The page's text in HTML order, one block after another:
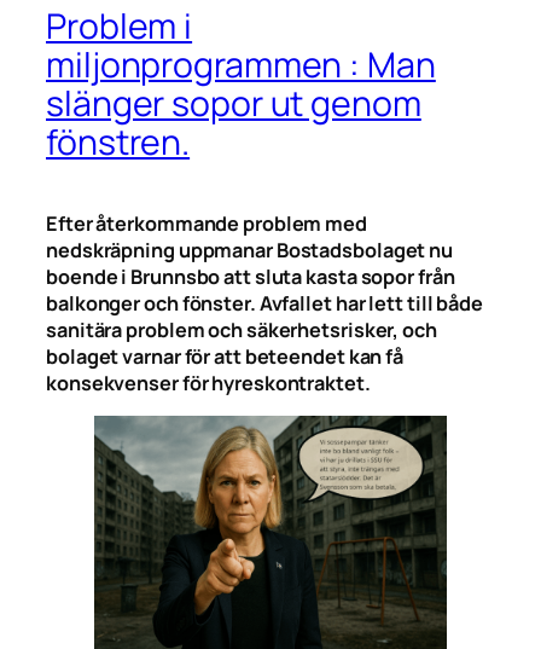
Problem i
miljonprogrammen : Man
slänger sopor ut genom
fönstren.
Efter återkommande problem med
nedskräpning uppmanar Bostadsbolaget nu
boende i Brunnsbo att sluta kasta sopor från
balkonger och fönster. Avfallet har lett till både
sanitära problem och säkerhetsrisker, och
bolaget varnar för att beteendet kan få
konsekvenser för hyreskontraktet.